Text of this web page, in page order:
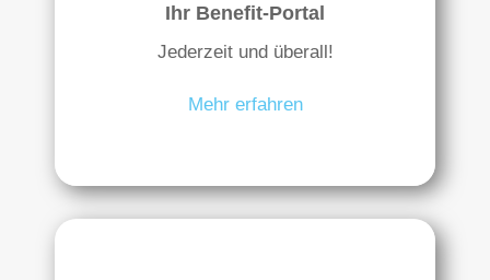
Ihr Benefit-Portal
Jederzeit und überall!
Mehr erfahren